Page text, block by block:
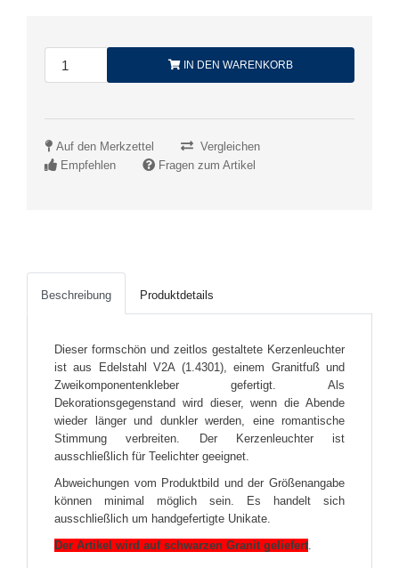
IN DEN WARENKORB
Auf den Merkzettel
Vergleichen
Empfehlen
Fragen zum Artikel
Beschreibung Produktdetails
Dieser formschön und zeitlos gestaltete Kerzenleuchter
ist aus Edelstahl V2A (1.4301), einem Granitfuß und
Zweikomponentenkleber gefertigt. Als
Dekorationsgegenstand wird dieser, wenn die Abende
wieder länger und dunkler werden, eine romantische
Stimmung verbreiten. Der Kerzenleuchter ist
ausschließlich für Teelichter geeignet.
Abweichungen vom Produktbild und der Größenangabe
können minimal möglich sein. Es handelt sich
ausschließlich um handgefertigte Unikate.
Der Artikel wird auf schwarzen Granit geliefert.